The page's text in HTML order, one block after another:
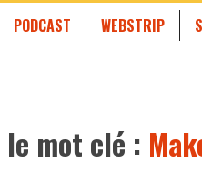
PODCAST WEBSTRIP
mot clé :